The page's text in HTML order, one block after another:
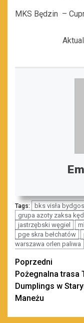
MKS Będzin –
Tags: bks visła
grupa azoty zaksa
jastrzębski węgiel
pge skra bełchatów
warszawa orlen paliwa
Zobacz
wpisy
Poprzedni
Pożegnalna trasa
Dumplings w
Maneżu